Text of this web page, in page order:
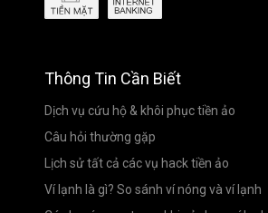
Thông Tin Cần Biết
Dịch vụ cứu hộ & khôi phục tiền ảo
Câu hỏi thường gặp
Lịch sử tất cả các vụ hack tiền ảo
Ví lạnh là gì? So sánh ví nóng và ví lạnh